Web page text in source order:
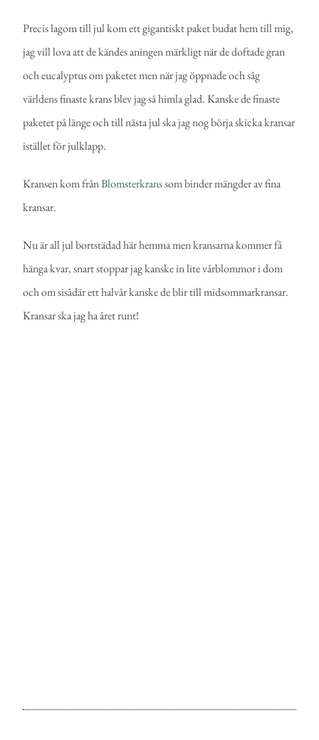
Precis lagom till jul kom ett gigantiskt paket budat hem till mig,
jag vill lova att de kändes aningen märkligt när de doftade gran
och eucalyptus om paketet men när jag öppnade och såg
världens finaste krans blev jag så himla glad. Kanske de finaste
paketet på länge och till nästa jul ska jag nog börja skicka kransar
istället för julklapp.
Kransen kom frånBlomsterkranssom binder mängder av fina
kransar.
Nu är all jul bortstädad här hemma men kransarna kommer få
hänga kvar, snart stoppar jag kanske in lite vårblommor i dom
och om sisådär ett halvår kanske de blir till midsommarkransar.
Kransar ska jag ha året runt!